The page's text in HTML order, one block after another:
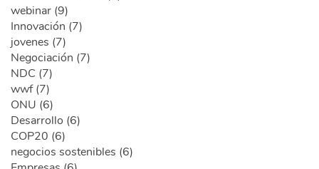
webinar (9)
Innovación (7)
jovenes (7)
Negociación (7)
NDC (7)
wwf (7)
ONU (6)
Desarrollo (6)
COP20 (6)
negocios sostenibles (6)